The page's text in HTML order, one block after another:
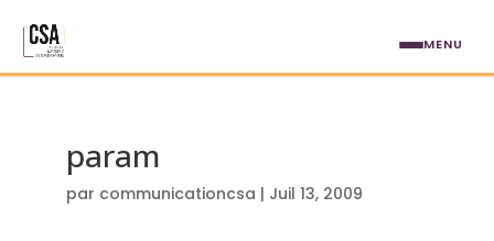
param
par communicationcsa | Juil 13, 2009
MENU